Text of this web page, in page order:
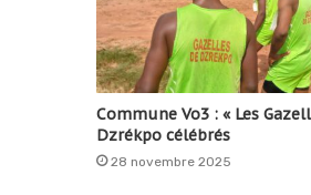
Commune Vo3 : « Les
Dzrékpo célébrés
28 novembre 2025